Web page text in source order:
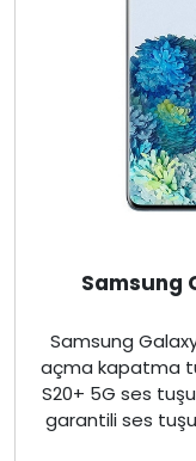
Samsung
Samsung
açma kapatma
S20+ 5G ses
garantili ses